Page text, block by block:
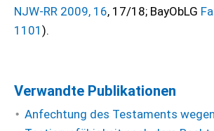
NJW-RR 2009, 16, 17/18; BayObLG
1101 ).
Verwandte Publikationen
Anfechtung des Testaments wegen